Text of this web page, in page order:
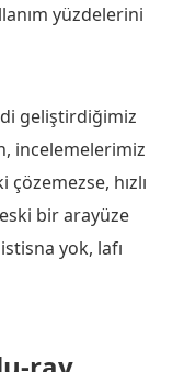
yüzdelerini
geliştirdiğimiz
incelemelerimiz
çözemezse, hızlı
bir arayüze
yok, lafı